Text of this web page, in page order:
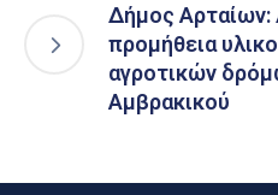
Δήμος Αρταίων:
προμήθεια
αγροτικών
Αμβρακικού